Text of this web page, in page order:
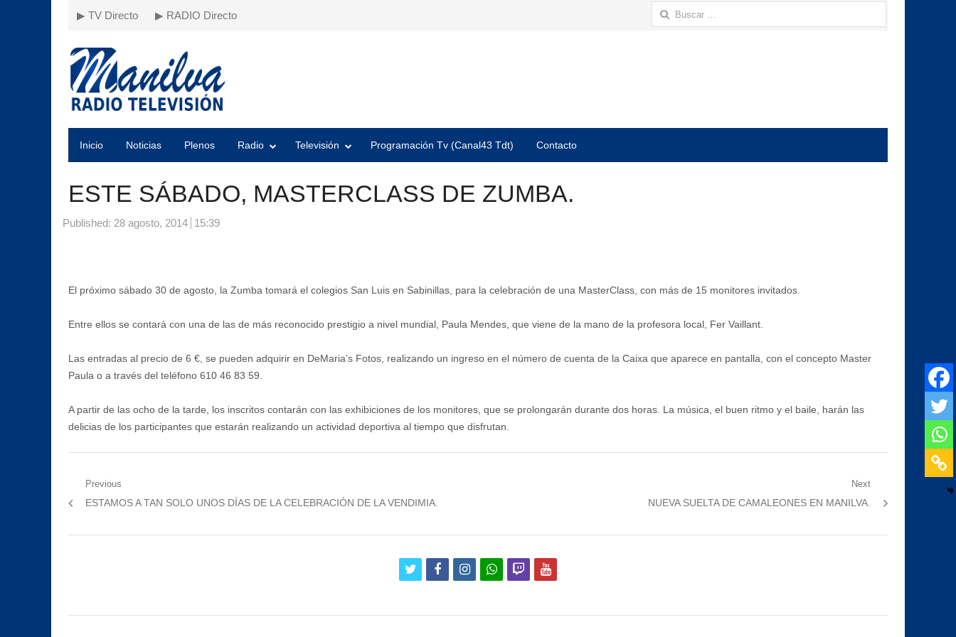
▶ TV Directo ▶ RADIO Directo Buscar:
Inicio Noticias Plenos Radio Televisión Programación Tv (Canal43 Tdt) Contacto
ESTE SÁBADO, MASTERCLASS DE ZUMBA.
Published: 28 agosto, 2014 15:39
El próximo sábado 30 de agosto, la Zumba tomará el colegios San Luis en Sabinillas, para la celebración de una MasterClass, con más de 15 monitores invitados.
Entre ellos se contará con una de las de más reconocido prestigio a nivel mundial, Paula Mendes, que viene de la mano de la profesora local, Fer Vaillant.
Las entradas al precio de 6 €, se pueden adquirir en DeMaria’s Fotos, realizando un ingreso en el número de cuenta de la Caixa que aparece en pantalla, con el concepto Master
Paula o a través del teléfono 610 46 83 59.
A partir de las ocho de la tarde, los inscritos contarán con las exhibiciones de los monitores, que se prolongarán durante dos horas. La música, el buen ritmo y el baile, harán las
delicias de los participantes que estarán realizando un actividad deportiva al tiempo que disfrutan.
Navegación
de
entradas
Previous
Previous
ESTAMOS A TAN SOLO UNOS DÍAS DE LA CELEBRACIÓN DE LA VENDIMIA.
Next
Next
NUEVA SUELTA DE CAMALEONES EN MANILVA.
twitterfacebookinstagramwhatsapp
twitchyoutube